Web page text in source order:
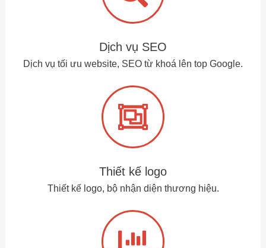
Dịch vụ SEO
Dịch vụ tối ưu website, SEO từ khoá lên top Google.
Thiết kế logo
Thiết kế logo, bộ nhận diện thương hiệu.